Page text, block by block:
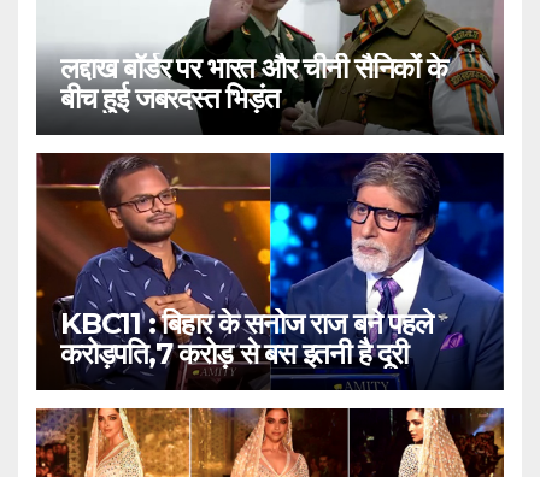
लद्दाख बॉर्डर पर भारत और चीनी सैनिकों के
बीच हुई जबरदस्त भिड़ंत
KBC11 : बिहार के सनोज राज बने पहले
करोड़पति,7 करोड़ से बस इतनी है दूरी